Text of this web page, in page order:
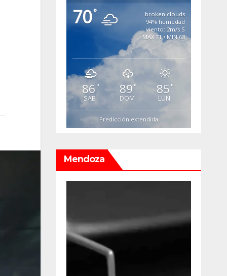
70°
broken clouds
94% humedad
viento: 2m/s S
MAX 71 • MIN 68
86 °
SAB
89 °
DOM
85 °
LUN
Predicción extendida
Mendoza